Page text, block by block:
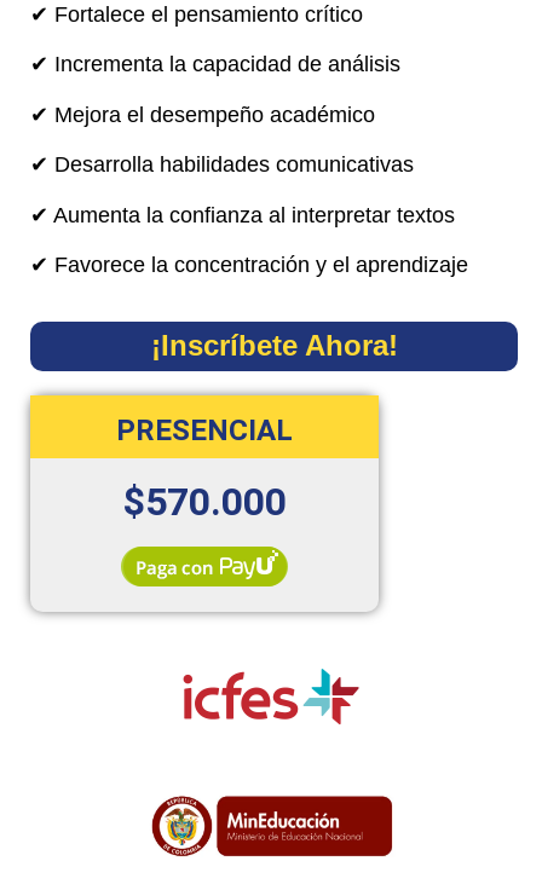
✔ Fortalece el pensamiento crítico
✔ Incrementa la capacidad de análisis
✔ Mejora el desempeño académico
✔ Desarrolla habilidades comunicativas
✔ Aumenta la confianza al interpretar textos
✔ Favorece la concentración y el aprendizaje
¡Inscríbete Ahora!
PRESENCIAL
$570.000